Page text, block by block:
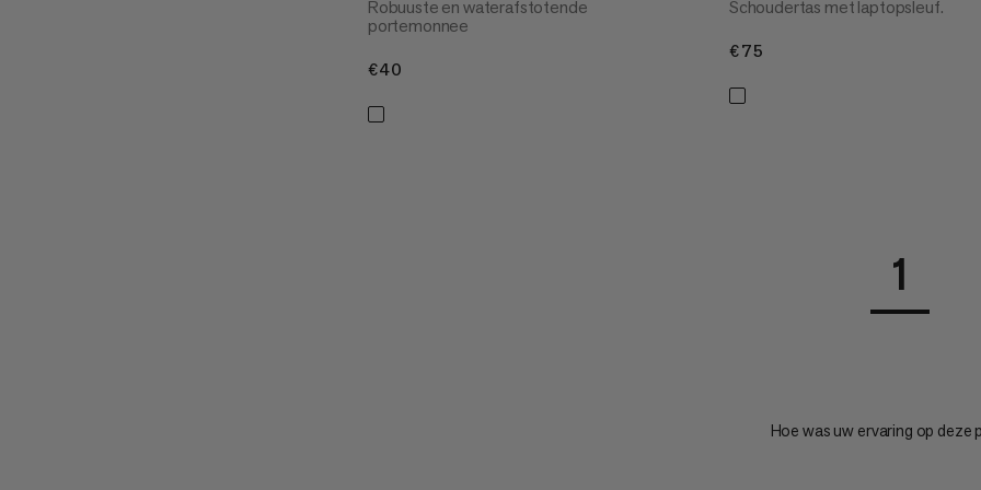
Robuuste en waterafstotende
portemonnee
€40
Schoudertas met laptopsleuf.
€75
1
Hoe was uw ervaring op deze